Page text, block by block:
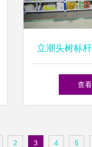
立潮头树标
先--访灵生医
查
2 3 4 5